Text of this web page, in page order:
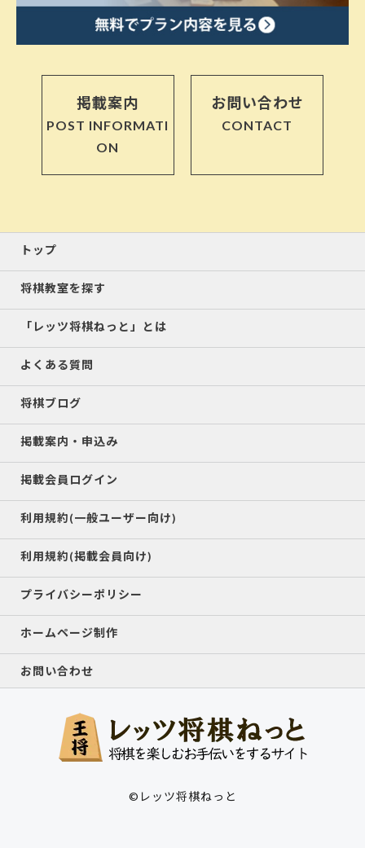
掲載案内
POST INFORMATI
ON
お問い合わせ
CONTACT
トップ
将棋教室を探す
「レッツ将棋ねっと」とは
よくある質問
将棋ブログ
掲載案内・申込み
掲載会員ログイン
利用規約(一般ユーザー向け)
利用規約(掲載会員向け)
プライバシーポリシー
ホームページ制作
お問い合わせ
©レッツ将棋ねっと